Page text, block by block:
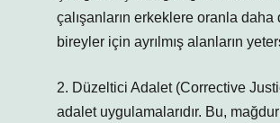
çalışanların erkeklere oranla daha
bireyler için ayrılmış alanların
2. Düzeltici Adalet (Corrective
adalet uygulamalarıdır. Bu,